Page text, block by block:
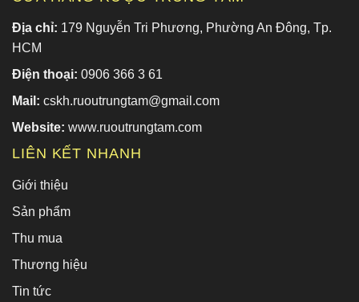
Địa chỉ: 179 Nguyễn Tri Phương, Phường An Đông, Tp.
HCM
Điện thoại: 0906 366 3 61
Mail: cskh.ruoutrungtam@gmail.com
Website: www.ruoutrungtam.com
LIÊN KẾT NHANH
Giới thiệu
Sản phẩm
Thu mua
Thương hiệu
Tin tức